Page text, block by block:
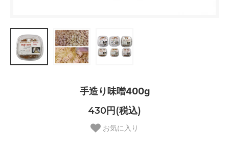
手造り味噌400g
430円(税込)
お気に入り